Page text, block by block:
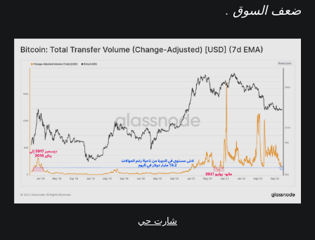
ضعف السوق .
شارت حي